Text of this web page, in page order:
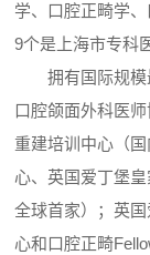
学、口腔正畸学
9个是上海市专科
拥有国际规
口腔颌面外科医
重建培训中心（
心、英国爱丁堡
全球首家）；英
心和口腔正畸